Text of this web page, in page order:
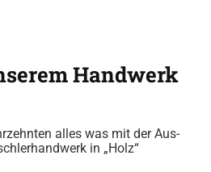
Handwerk
alles was mit der Aus-
in „Holz“